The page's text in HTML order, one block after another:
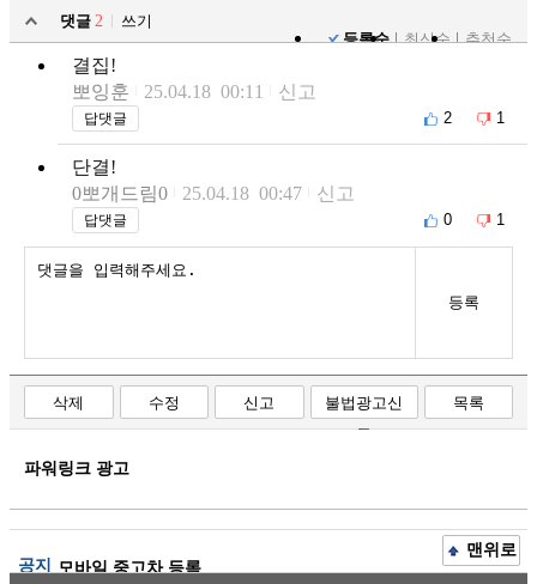
댓글 2
쓰기
등록순
최신순 추천순
결집!
뽀잉훈
25.04.18 00:11 신고
답댓글 2 1
단결!
0뽀개드림0
25.04.18 00:47 신고
답댓글 0 1
등록
삭제 수정 신고
불법광고신
고
목록
파워링크 광고
공지 모바일 중고차 등록
맨위로